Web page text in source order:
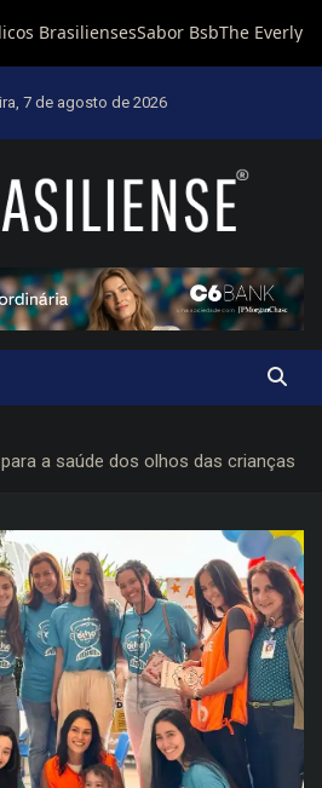
7 de agosto de 2026
que trabalha por Brasília
a saúde dos olhos das crianças